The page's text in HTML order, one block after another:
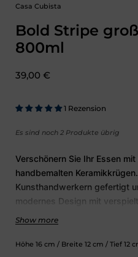
Casa Cubista
Bold Stripe
800ml
Preis:
39,00 €
1 Rezension
Es sind noch 2 Produkte übrig
Verschönern Sie Ihr Essen
handbemalten
Kunsthandwerkern gefertigt
modernes Design mit
bewirten oder Ihrem Zuhause
Show more
Höhe 16 cm / Breite 12 cm / Tief 12